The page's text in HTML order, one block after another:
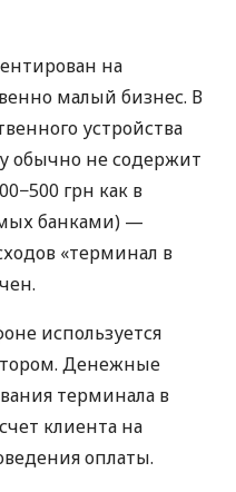
на
малый бизнес. В
устройства
обычно не содержит
грн как в
банками) —
«терминал в
используется
Денежные
терминала в
клиента на
оплаты.